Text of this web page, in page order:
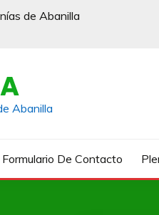
de Abanilla
Abanilla
Formulario De Contacto